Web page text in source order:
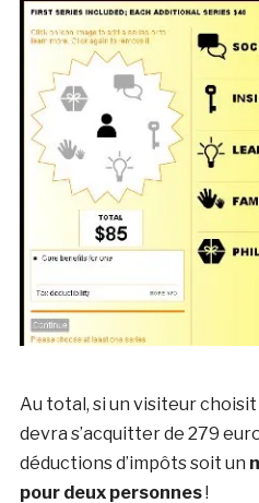
Au total, si un visiteur choisit
devra s’acquitter de 279
déductions d’impôts soit un
pour deux personnes!